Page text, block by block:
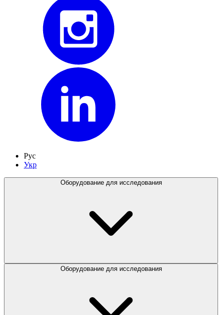
Рус
Укр
Оборудование для исследования
Оборудование для исследования